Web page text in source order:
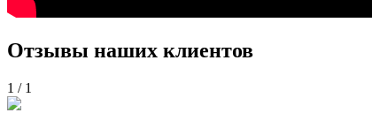
Отзывы наших клиентов
1 / 1